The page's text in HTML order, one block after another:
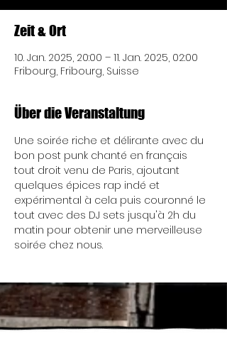
Zeit & Ort
10. Jan. 2025, 20:00 – 11. Jan. 2025, 02:00
Fribourg, Fribourg, Suisse
Über die Veranstaltung
Une soirée riche et délirante avec du
bon post punk chanté en français
tout droit venu de Paris, ajoutant
quelques épices rap indé et
expérimental à cela puis couronné le
tout avec des DJ sets jusqu'à 2h du
matin pour obtenir une merveilleuse
soirée chez nous.